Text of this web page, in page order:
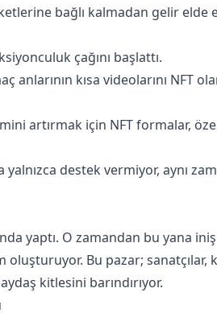
bağlı kalmadan gelir elde
çağını başlattı.
anlarının kısa videolarını NFT
artırmak için NFT formalar,
yalnızca destek vermiyor, aynı
yaptı. O zamandan bu yana
Bu pazar; sanatçılar,
kitlesini barındırıyor.